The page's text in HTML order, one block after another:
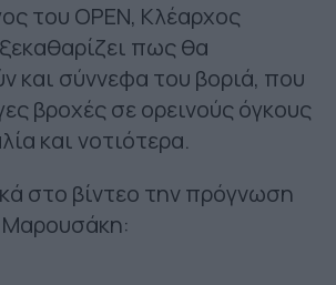
του OPEN, Κλέαρχος
πως θα
και σύννεφα του βοριά, που
βροχές σε ορεινούς όγκους
και νοτιότερα.
στο βίντεο την πρόγνωση
Μαρουσάκη: